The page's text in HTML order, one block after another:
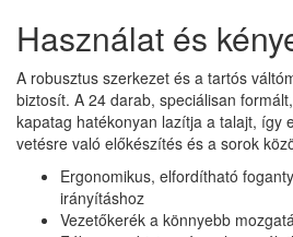
Használat és
A robusztus szerkezet és a tartós
biztosít. A 24 darab, speciálisan
kapatag hatékonyan lazítja a talajt, így
vetésre való előkészítés és a sorok
Ergonomikus, elfordítható
irányításhoz
Vezetőkerék a könnyebb